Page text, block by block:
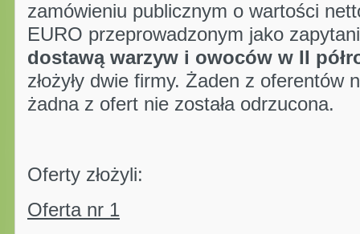
zamówieniu publicznym o wartości
EURO przeprowadzonym jako
dostawą warzyw i owoców w II
złożyły dwie firmy. Żaden z oferentów
żadna z ofert nie została odrzucona.
Oferty złożyli:
Oferta nr 1